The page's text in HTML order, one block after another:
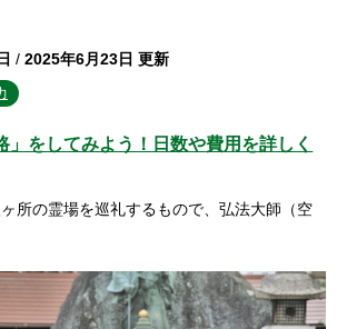
/ 2025年6月23日 更新
」をしてみよう！日数や費用を詳しく
所の霊場を巡礼するもので、弘法大師（空